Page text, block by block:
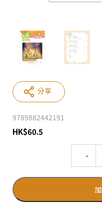
9789882442191
HK$60.5
分享